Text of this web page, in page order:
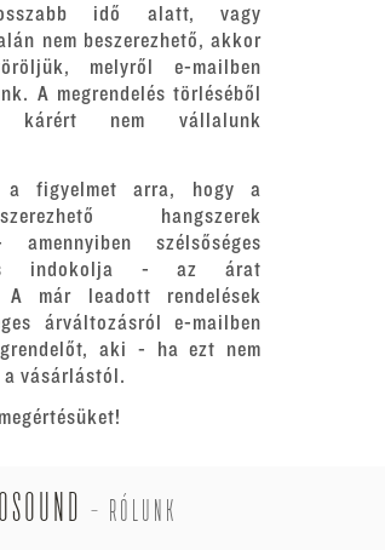
idő alatt, vagy
nem beszerezhető, akkor
melyről e-mailben
A megrendelés törléséből
kárért nem vállalunk
a figyelmet arra, hogy a
hangszerek
amennyiben szélsőséges
indokolja - az árat
már leadott rendelések
árváltozásról e-mailben
aki - ha ezt nem
vásárlástól.
- RÓLUNK